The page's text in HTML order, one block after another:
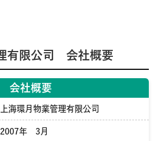
有限公司 会社概要
会社概要
上海環月物業管理有限公司
2007年 3月